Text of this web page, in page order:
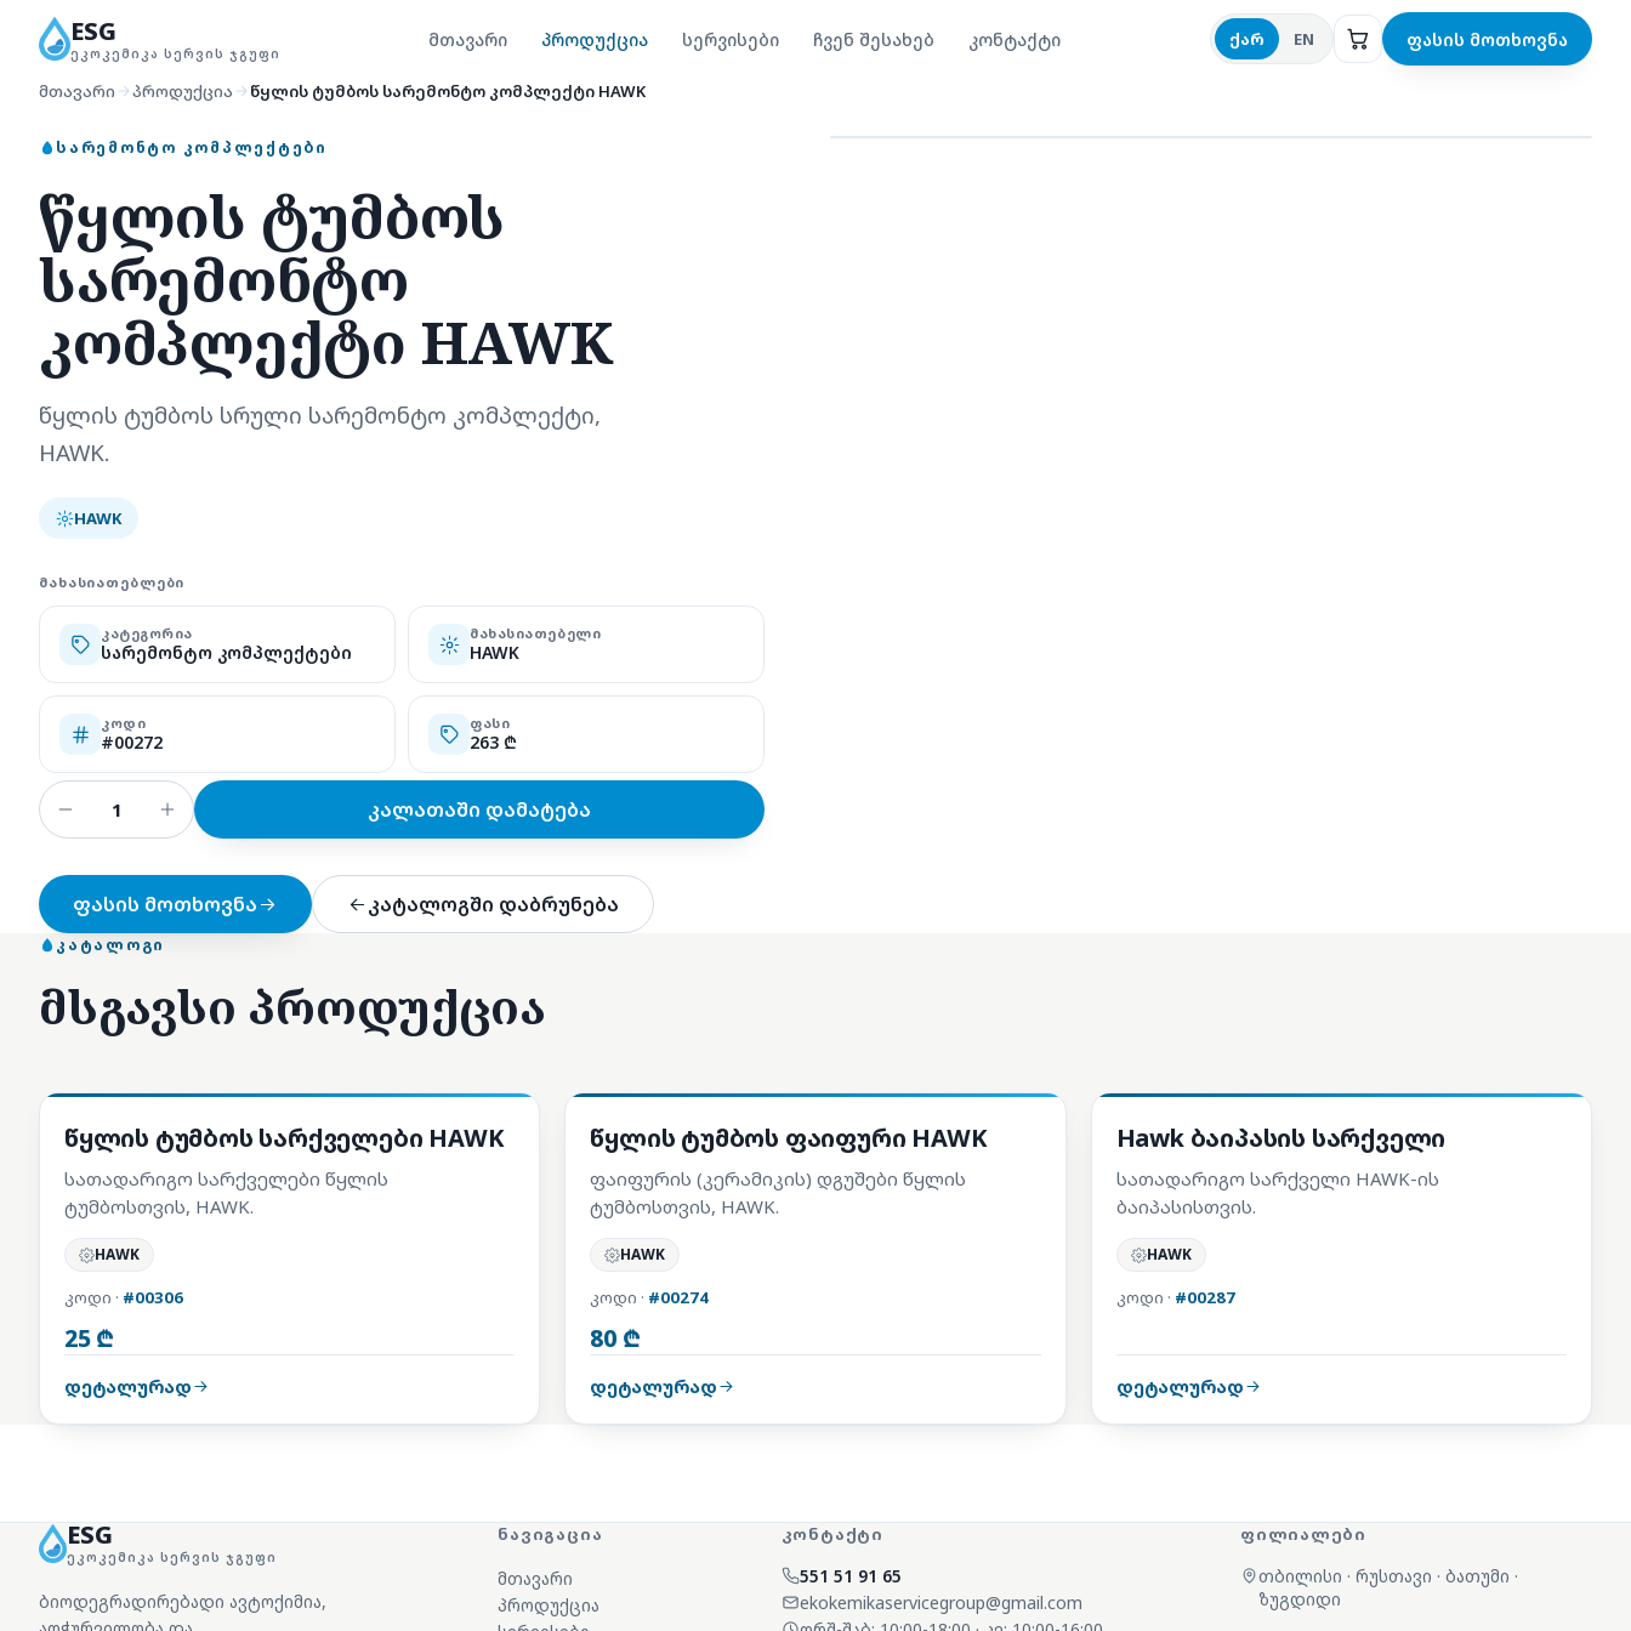
ESG
ᲔᲙᲝᲙᲔᲛᲘᲙᲐ ᲡᲔᲠᲕᲘᲡ ᲯᲒᲣᲤᲘ
მთავარი პროდუქცია სერვისები ჩვენ შესახებ კონტაქტი ქარ EN ფასის მოთხოვნა
მთავარი პროდუქცია წყლის ტუმბოს სარემონტო კომპლექტი HAWK
ᲡᲐᲠᲔᲛᲝᲜᲢᲝ ᲙᲝᲛᲞᲚᲔᲥᲢᲔᲑᲘ
წყლის ტუმბოს
სარემონტო
კომპლექტი HAWK
წყლის ტუმბოს სრული სარემონტო კომპლექტი,
HAWK.
HAWK
ᲛᲐᲮᲐᲡᲘᲐᲗᲔᲑᲚᲔᲑᲘ
ᲙᲐᲢᲔᲒᲝᲠᲘᲐ
სარემონტო კომპლექტები
ᲛᲐᲮᲐᲡᲘᲐᲗᲔᲑᲔᲚᲘ
HAWK
ᲙᲝᲓᲘ
#00272
ᲤᲐᲡᲘ
263 ₾
კალათაში დამატება
ფასის მოთხოვნა კატალოგში დაბრუნება
ᲙᲐᲢᲐᲚᲝᲒᲘ
მსგავსი პროდუქცია
სარემონტო კომპლექტები
წყლის ტუმბოს სარქველები HAWK
სათადარიგო სარქველები წყლის
ტუმბოსთვის, HAWK.
HAWK
კოდი · #00306
25 ₾
დეტალურად
სარემონტო კომპლექტები
წყლის ტუმბოს ფაიფური HAWK
ფაიფურის (კერამიკის) დგუშები წყლის
ტუმბოსთვის, HAWK.
HAWK
კოდი · #00274
80 ₾
დეტალურად
სარემონტო კომპლექტები
Hawk ბაიპასის სარქველი
სათადარიგო სარქველი HAWK-ის
ბაიპასისთვის.
HAWK
კოდი · #00287
დეტალურად
ESG
ᲔᲙᲝᲙᲔᲛᲘᲙᲐ ᲡᲔᲠᲕᲘᲡ ᲯᲒᲣᲤᲘ
ბიოდეგრადირებადი ავტოქიმია,
ᲜᲐᲕᲘᲒᲐᲪᲘᲐ
მთავარი
პროდუქცია
ᲙᲝᲜᲢᲐᲥᲢᲘ
551 51 91 65
ekokemikaservicegroup@gmail.com
ᲤᲘᲚᲘᲐᲚᲔᲑᲘ
თბილისი · რუსთავი · ბათუმი ·
ზუგდიდი